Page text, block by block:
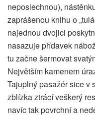
neposlechnou),
zaprášenou knihu o
najednou dvojici
nasazuje přídavek
tu začne šermovat
Největším kamenem
Tajuplný pasažér sice v
zblízka ztrácí veškerý
navíc tak povrchní a